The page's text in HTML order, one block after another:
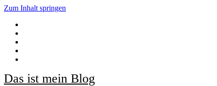
Zum Inhalt springen
Das ist mein Blog